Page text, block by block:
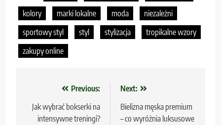
kolory
marki lokalne moda
niezależni
sportowy styl
styl stylizacja
tropikalne wzory
zakupy online
Nawigacja
wpisu
Previous:
Jak wybrać bokserki na
intensywne treningi?
Next:
Bielizna męska premium
– co wyróżnia luksusowe